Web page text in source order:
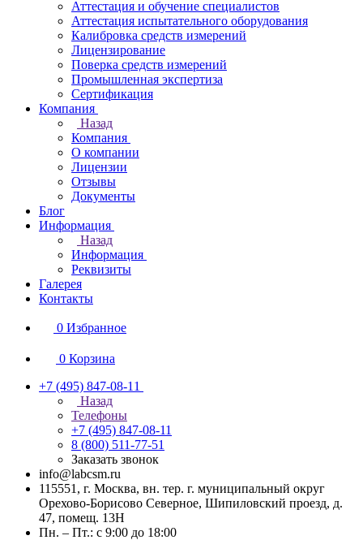
Аттестация и обучение специалистов
Аттестация испытательного оборудования
Калибровка средств измерений
Лицензирование
Поверка средств измерений
Промышленная экспертиза
Сертификация
Компания
Назад
Компания
О компании
Лицензии
Отзывы
Документы
Блог
Информация
Назад
Информация
Реквизиты
Галерея
Контакты
0 Избранное
0 Корзина
+7 (495) 847-08-11
Назад
Телефоны
+7 (495) 847-08-11
8 (800) 511-77-51
Заказать звонок
info@labcsm.ru
115551, г. Москва, вн. тер. г. муниципальный округ
Орехово-Борисово Северное, Шипиловский проезд, д.
47, помещ. 13Н
Пн. – Пт.: с 9:00 до 18:00